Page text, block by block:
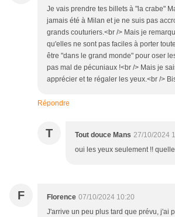
Je vais prendre tes billets à "la crabe"
jamais été à Milan et je ne suis pas
grands couturiers.<br /> Mais je
qu'elles ne sont pas faciles à porter
être "dans le grand monde" pour oser
pas mal de pécuniaux !<br /> Mais je
apprécier et te régaler les yeux.<br />
Répondre
T Tout douce Mans 27/10/2024
oui les yeux seulement !!
F Florence 07/10/2024 10:20
J'arrive un peu plus tard que prévu, j'ai